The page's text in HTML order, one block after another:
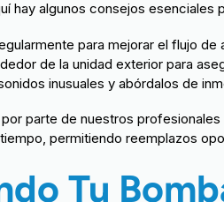
hay algunos consejos
para mejorar el flujo
de la unidad exterior para
inusuales y abórdalos de
parte de nuestros
permitiendo reemplazos
Tu